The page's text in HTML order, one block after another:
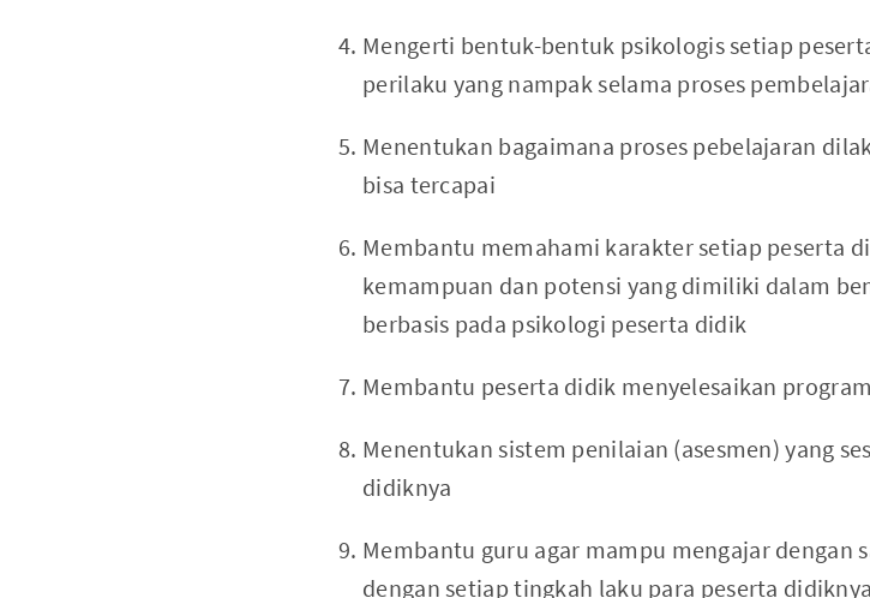
Mengerti bentuk-bentuk psikologis setiap
perilaku yang nampak selama proses
Menentukan bagaimana proses pebelajaran
bisa tercapai
Membantu memahami karakter setiap peserta
kemampuan dan potensi yang dimiliki dalam
berbasis pada psikologi peserta didik
Membantu peserta didik menyelesaikan
Menentukan sistem penilaian (asesmen) yang
didiknya
Membantu guru agar mampu mengajar dengan
dengan setiap tingkah laku para peserta didiknya